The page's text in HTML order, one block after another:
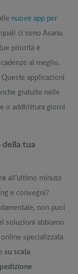
nuove app per
ci sono Asana,
priorità è
al meglio,
applicazioni
gratuite nelle
o addirittura giorni
della tua
all’ultimo minuto
e convegni?
non puoi
soluzioni abbiamo
specializzata
su scala